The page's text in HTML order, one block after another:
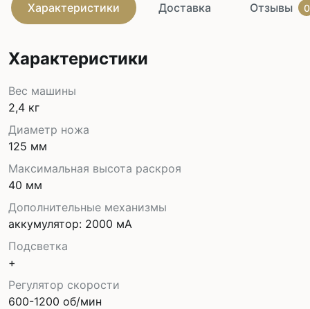
Характеристики Доставка Отзывы 0
Характеристики
Вес машины
2,4 кг
Диаметр ножа
125 мм
Максимальная высота раскроя
40 мм
Дополнительные механизмы
аккумулятор: 2000 мА
Подсветка
+
Регулятор скорости
600-1200 об/мин